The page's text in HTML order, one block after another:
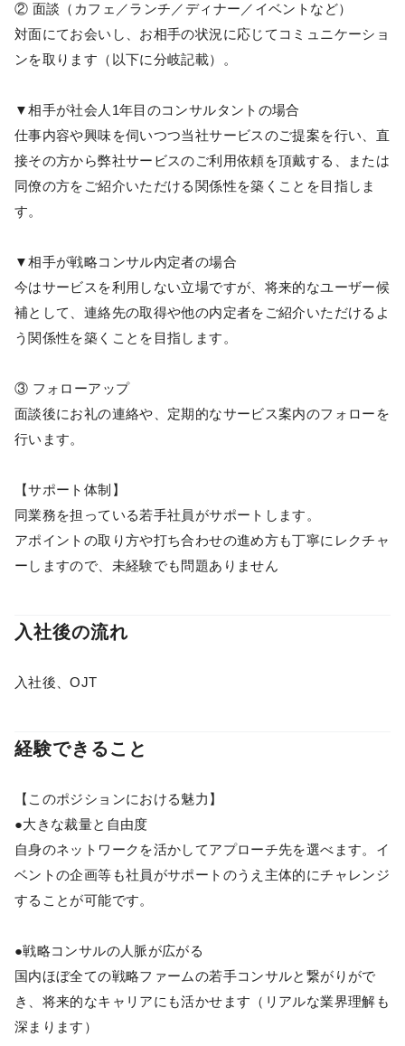
② 面談（カフェ／ランチ／ディナー／イベントなど）
対面にてお会いし、お相手の状況に応じてコミュニケーショ
ンを取ります（以下に分岐記載）。
▼相手が社会人1年目のコンサルタントの場合
仕事内容や興味を伺いつつ当社サービスのご提案を行い、直
接その方から弊社サービスのご利用依頼を頂戴する、または
同僚の方をご紹介いただける関係性を築くことを目指しま
す。
▼相手が戦略コンサル内定者の場合
今はサービスを利用しない立場ですが、将来的なユーザー候
補として、連絡先の取得や他の内定者をご紹介いただけるよ
う関係性を築くことを目指します。
③ フォローアップ
面談後にお礼の連絡や、定期的なサービス案内のフォローを
行います。
【サポート体制】
同業務を担っている若手社員がサポートします。
アポイントの取り方や打ち合わせの進め方も丁寧にレクチャ
ーしますので、未経験でも問題ありません
入社後の流れ
入社後、OJT
経験できること
【このポジションにおける魅力】
●大きな裁量と自由度
自身のネットワークを活かしてアプローチ先を選べます。イ
ベントの企画等も社員がサポートのうえ主体的にチャレンジ
することが可能です。
●戦略コンサルの人脈が広がる
国内ほぼ全ての戦略ファームの若手コンサルと繋がりがで
き、将来的なキャリアにも活かせます（リアルな業界理解も
深まります）